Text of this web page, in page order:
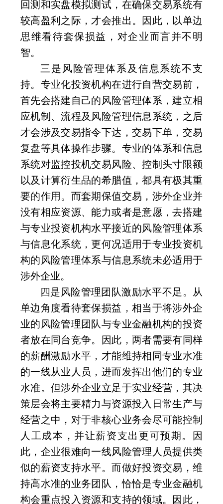
回测和实盘模拟测试，在确保交易系统有
较高盈利之际，才会推出。因此，以单边
思维看待套保损益，对企业而言并不明
智。
三是风险管理体系及信息系统不支
持。专业化投资机构在进行自营交易前，
首先会搭建自己的风险管理体系，建立相
应机制、流程及风险管理信息系统，之后
才会涉及交易指令下达，交易下单，交易
复盘等具体操作步骤。专业的体系和信息
系统对监控投机交易风险、控制头寸限额
以及计算衍生品的希腊值，都具有极其重
要的作用。而套期保值交易，涉外企业并
没有相应资源、能力或者是意愿，去搭建
与专业投资机构水平接近的风险管理体系
与信息化系统，更何况适用于专业投资机
构的风险管理体系与信息系统未必适用于
涉外企业。
四是风险管理团队激励水平不足。从
单边角度看待套保损益，相当于将涉外企
业的风险管理团队与专业金融机构的投资
者放在同台竞争。因此，两者需要有同样
的薪酬激励水平，才能维持相同专业水准
的一线从业人员，进而发挥出他们的专业
水准。但涉外企业立足于实业经营，其决
策层会将主要精力与资源投入日常生产与
经营之中，对于非核心业务会尽可能控制
人工成本，并让薪资支出更可预期。因
此，企业很难向一线风险管理人员提供类
似的薪资支持水平。而做好投资交易，维
持高水准的业务团队，恰恰是专业金融机
构会重点投入资源和支持的领域。因此，